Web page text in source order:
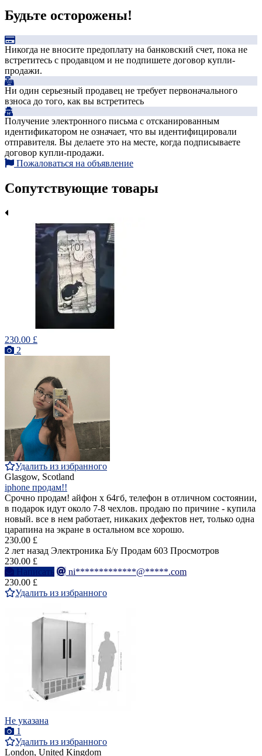
Будьте осторожены!
Никогда не вносите предоплату на банковский счет, пока не
встретитесь с продавцом и не подпишете договор купли-
продажи.
Ни один серьезный продавец не требует первоначального
взноса до того, как вы встретитесь
Получение электронного письма с отсканированным
идентификатором не означает, что вы идентифицировали
отправителя. Вы делаете это на месте, когда подписываете
договор купли-продажи.
Пожаловаться на объявление
Сопутствующие товары
230.00 £
2
Удалить из избранного
Glasgow, Scotland
iphone продам!!
Срочно продам! айфон х 64гб, телефон в отличном состоянии,
в подарок идут около 7-8 чехлов. продаю по причине - купила
новый. все в нем работает, никаких дефектов нет, только одна
царапина на экране в остальном все хорошо.
230.00 £
2 лет назад Электроника Б/у Продам 603 Просмотров
230.00 £
Написать
ni*************@*****.com
230.00 £
Удалить из избранного
Не указана
1
Удалить из избранного
London, United Kingdom